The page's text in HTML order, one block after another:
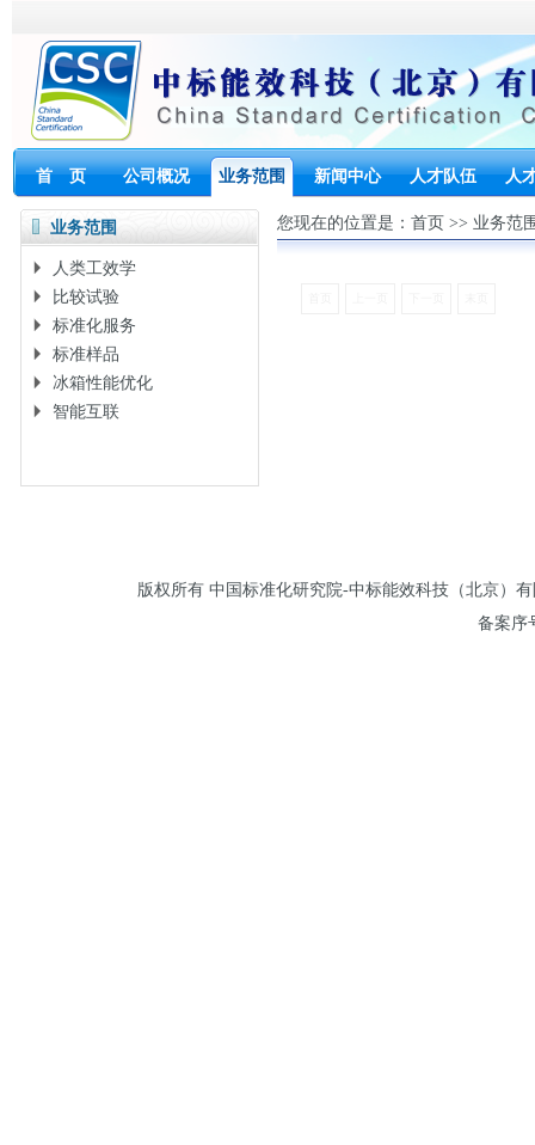
首 页 公司概况 业务范围 新闻中心 人才队伍 人
业务范围
人类工效学
比较试验
标准化服务
标准样品
冰箱性能优化
智能互联
您现在的位置是： 首页 >> 业务范
版权所有 中国标准化研究院-中标能效科技（北京）
备案序